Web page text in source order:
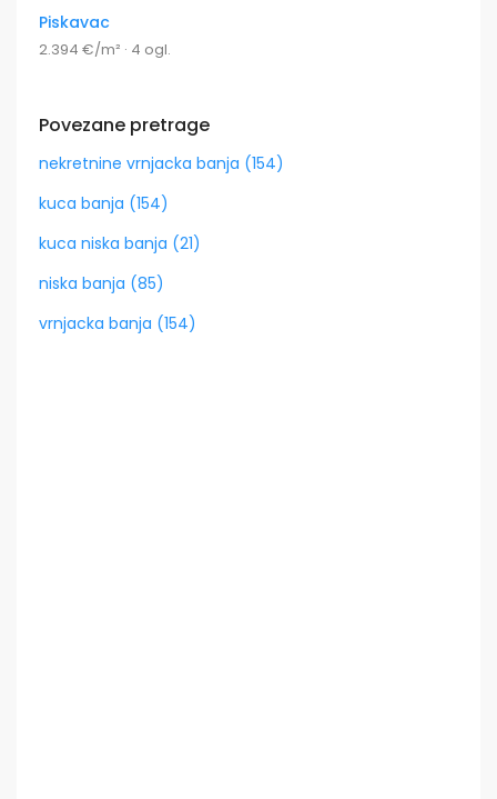
Piskavac
2.394 €/m² · 4 ogl.
Povezane pretrage
nekretnine vrnjacka banja (154)
kuca banja (154)
kuca niska banja (21)
niska banja (85)
vrnjacka banja (154)